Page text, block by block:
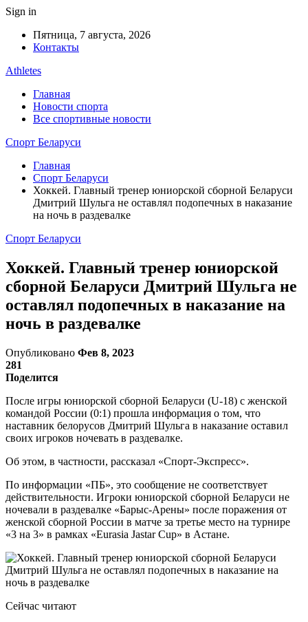
Sign in
Пятница, 7 августа, 2026
Контакты
Athletes
Главная
Новости спорта
Все спортивные новости
Спорт Беларуси
Главная
Спорт Беларуси
Хоккей. Главный тренер юниорской сборной Беларуси
Дмитрий Шульга не оставлял подопечных в наказание
на ночь в раздевалке
Спорт Беларуси
Хоккей. Главный тренер юниорской
сборной Беларуси Дмитрий Шульга не
оставлял подопечных в наказание на
ночь в раздевалке
Опубликовано Фев 8, 2023
281
Поделится
После игры юниорской сборной Беларуси (U-18) с женской
командой России (0:1) прошла информация о том, что
наставник белорусов Дмитрий Шульга в наказание оставил
своих игроков ночевать в раздевалке.
Об этом, в частности, рассказал «Спорт-Экспресс».
По информации «ПБ», это сообщение не соответствует
действительности. Игроки юниорской сборной Беларуси не
ночевали в раздевалке «Барыс-Арены» после поражения от
женской сборной России в матче за третье место на турнире
«3 на 3» в рамках «Eurasia Jastar Cup» в Астане.
Сейчас читают